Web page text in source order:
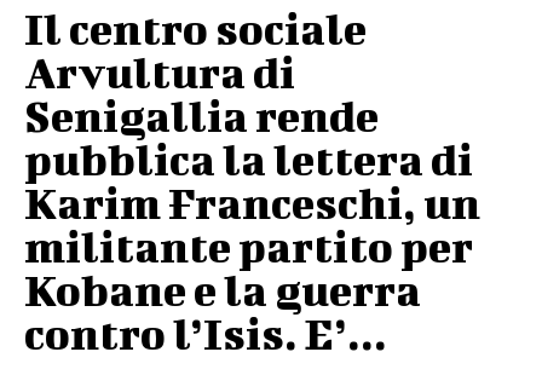
Il centro sociale
Arvultura di
Senigallia rende
pubblica la lettera di
Karim Franceschi, un
militante partito per
Kobane e la guerra
contro l’Isis. E’...